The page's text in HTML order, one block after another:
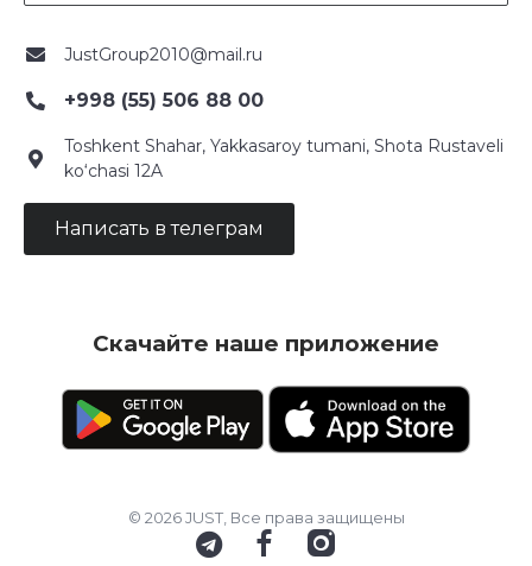
JustGroup2010@mail.ru
+998 (55) 506 88 00
Toshkent Shahar, Yakkasaroy tumani, Shota Rustaveli
ko‘chasi 12A
Написать в телеграм
Скачайте наше приложение
© 2026 JUST, Все права защищены